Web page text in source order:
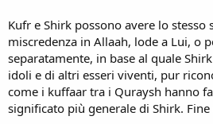
Kufr e Shirk possono avere lo stesso
miscredenza in Allaah, lode a Lui, o
separatamente, in base al quale
idoli e di altri esseri viventi, pur
come i kuffaar tra i Quraysh hanno
significato più generale di Shirk.